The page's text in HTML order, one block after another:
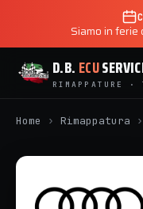
Siamo in ferie
D.B. ECU
RIMAPPATURE ·
Home › Rimappatura ›